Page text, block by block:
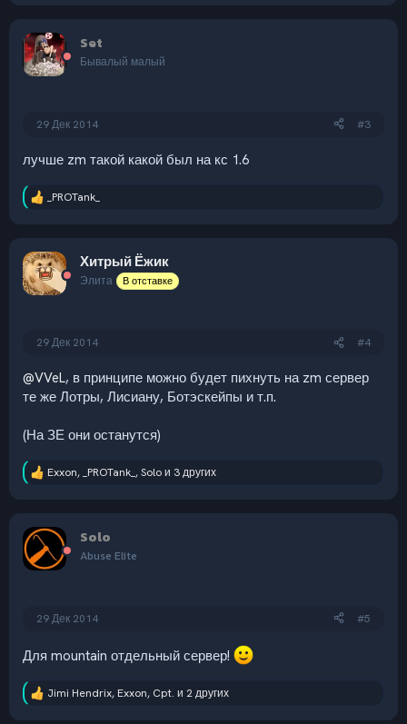
ц
и
и
Set
Бывалый малый
29 Дек 2014 #3
лучше zm такой какой был на кс 1.6
Р
ц
и
и
_PROTank_
Хитрый Ёжик
Элита В отставке
29 Дек 2014 #4
@VVeL, в принципе можно будет пихнуть на zm сервер
те же Лотры, Лисиану, Ботэскейпы и т.п.
(На ЗЕ они останутся)
Р
ц
и
и
Exxon, _PROTank_ ,Soloи 3 других
Solo
Abuse Elite
29 Дек 2014 #5
Для mountain отдельный сервер!
Р
Jimi Hendrix, Exxon, Cpt. и 2 других